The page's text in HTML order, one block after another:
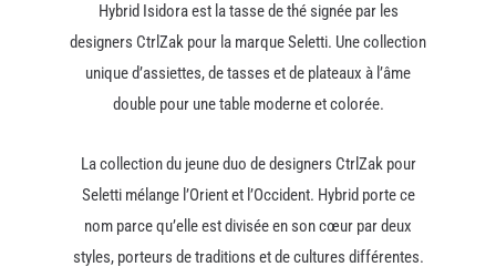
Hybrid Isidora est la tasse de thé signée par les
designers CtrlZak pour la marque Seletti. Une collection
unique d’assiettes, de tasses et de plateaux à l’âme
double pour une table moderne et colorée.
La collection du jeune duo de designers CtrlZak pour
Seletti mélange l’Orient et l’Occident. Hybrid porte ce
nom parce qu’elle est divisée en son cœur par deux
styles, porteurs de traditions et de cultures différentes.